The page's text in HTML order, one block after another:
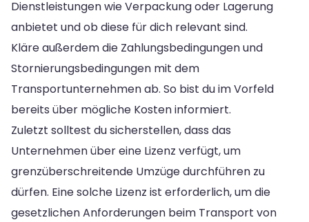
Dienstleistungen wie Verpackung oder Lagerung
anbietet und ob diese für dich relevant sind.
Kläre außerdem die Zahlungsbedingungen und
Stornierungsbedingungen mit dem
Transportunternehmen ab. So bist du im Vorfeld
bereits über mögliche Kosten informiert.
Zuletzt solltest du sicherstellen, dass das
Unternehmen über eine Lizenz verfügt, um
grenzüberschreitende Umzüge durchführen zu
dürfen. Eine solche Lizenz ist erforderlich, um die
gesetzlichen Anforderungen beim Transport von